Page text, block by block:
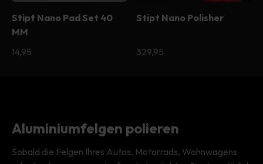
Stipt Nano Pad Set 40
MM
Normaler
14,95
Stipt Nano Polisher
Normaler
329,95
Aluminiumfelgen polieren
Sobald die Felgen Ihres Autos, Motorrads, Wohnwagens